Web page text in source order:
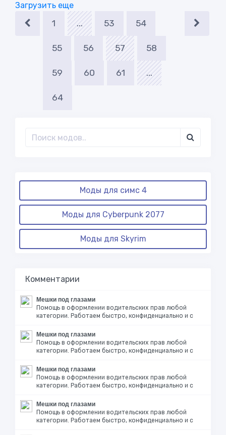
Загрузить еще
1 ... 53 54
55 56 57 58
59 60 61 ...
64
Моды для симс 4
Моды для Cyberpunk 2077
Моды для Skyrim
Комментарии
Мешки под глазами
Помощь в оформлении водительских прав любой
категории. Работаем быстро, конфиденциально и с
Мешки под глазами
Помощь в оформлении водительских прав любой
категории. Работаем быстро, конфиденциально и с
Мешки под глазами
Помощь в оформлении водительских прав любой
категории. Работаем быстро, конфиденциально и с
Мешки под глазами
Помощь в оформлении водительских прав любой
категории. Работаем быстро, конфиденциально и с